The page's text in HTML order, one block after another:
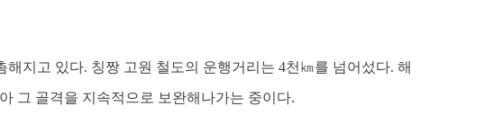
지고 있다. 칭짱 고원 철도의 운행거리는 4천㎞를 넘어섰다. 해
그 골격을 지속적으로 보완해나가는 중이다.